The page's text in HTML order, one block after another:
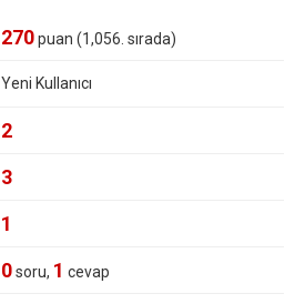
270puan (1,056 . sırada)
Yeni Kullanıcı
2
3
1
0soru, 1 cevap